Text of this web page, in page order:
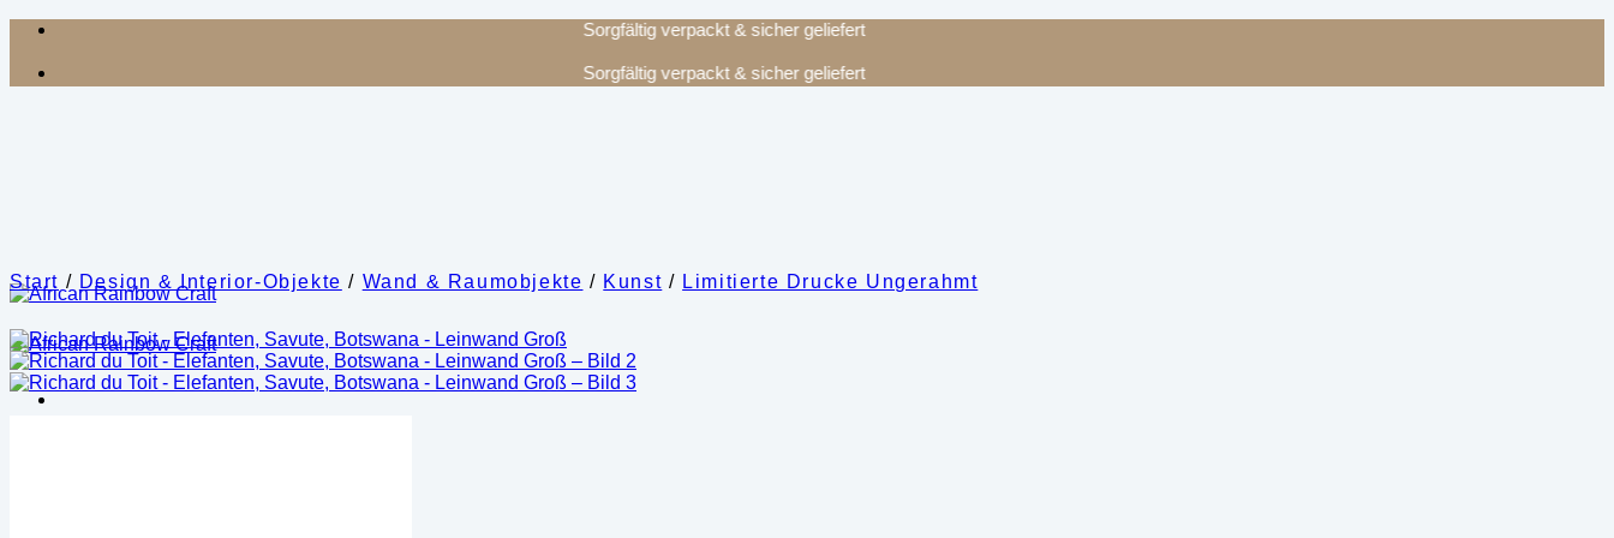
Zum
springen
Sorgfältig verpackt & sicher geliefert
Sorgfältig verpackt & sicher geliefert
Start / Design & Interior-Objekte / Wand & Raumobjekte / Kunst / Limitierte Drucke Ungerahmt